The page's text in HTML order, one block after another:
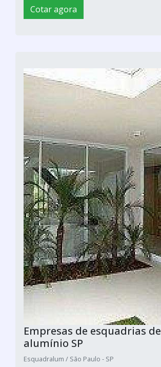
Cotar agora
Empresas de esquadrias de
alumínio SP
Esquadralum / São Paulo - SP